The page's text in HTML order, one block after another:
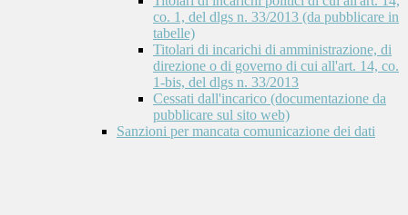
co. 1, del dlgs n. 33/2013 (da pubblicare in
tabelle)
Titolari di incarichi di amministrazione, di
direzione o di governo di cui all'art. 14, co.
1-bis, del dlgs n. 33/2013
Cessati dall'incarico (documentazione da
pubblicare sul sito web)
Sanzioni per mancata comunicazione dei dati